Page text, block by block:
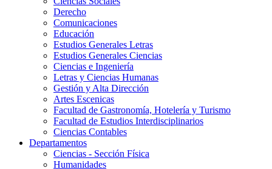
Derecho
Comunicaciones
Educación
Estudios Generales Letras
Estudios Generales Ciencias
Ciencias e Ingeniería
Letras y Ciencias Humanas
Gestión y Alta Dirección
Artes Escenicas
Facultad de Gastronomía, Hotelería y Turismo
Facultad de Estudios Interdisciplinarios
Ciencias Contables
Departamentos
Ciencias - Sección Física
Humanidades